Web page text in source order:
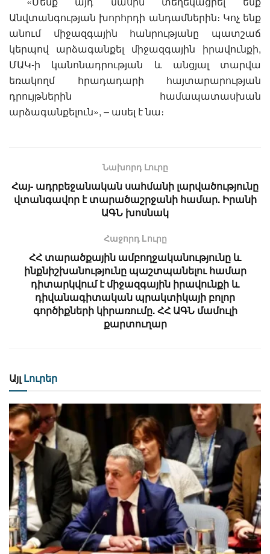
Անվտանգության խորհրդի անդամներին։ Կոչ ենք
անում միջազգային հանրությանը պատշաճ
կերպով արձագանքել միջազգային իրավունքի,
ՄԱԿ-ի կանոնադրության և անցյալ տարվա
եռակողմ հրադադարի հայտարարության
դրույթներին համապատասխան
արձագանքելուն», – ասել է նա։
Նախորդ Լուրը
Հայ- ադրբեջանական սահմանի լարվածությունը
վտանգավոր է տարածաշրջանի համար. Իրանի
ԱԳՆ խոսնակ
Հաջորդ Lուրը
ՀՀ տարածքային ամբողջականությունը և
ինքնիշխանությունը պաշտպանելու համար
դիտարկվում է միջազգային իրավունքի և
դիվանագիտական պրակտիկայի բոլոր
գործիքների կիրառումը. ՀՀ ԱԳՆ մամուլի
քարտուղար
Այլ Լուրեր